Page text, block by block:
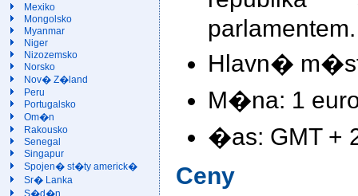
Mexiko
Mongolsko
Myanmar
Niger
Nizozemsko
Norsko
Nov� Z�land
Peru
Portugalsko
Om�n
Rakousko
Senegal
Singapur
Spojen� st�ty americk�
Sr� Lanka
S�d�n
parlamentem.
Hlavn�
M�na: 1
�as: GMT +
Ceny